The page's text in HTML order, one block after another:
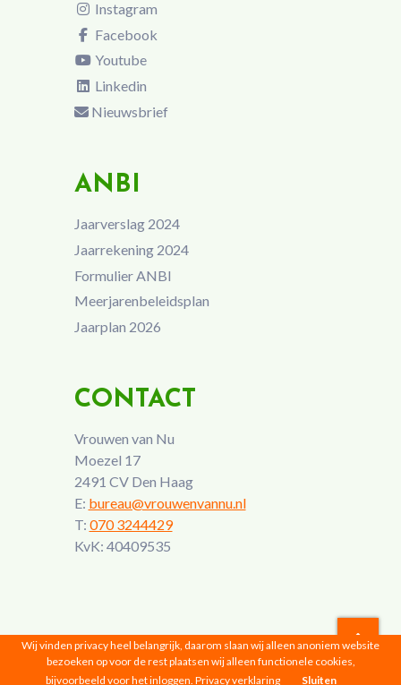
Instagram
Facebook
Youtube
Linkedin
Nieuwsbrief
ANBI
Jaarverslag 2024
Jaarrekening 2024
Formulier ANBI
Meerjarenbeleidsplan
Jaarplan 2026
CONTACT
Vrouwen van Nu
Moezel 17
2491 CV Den Haag
E: bureau@vrouwenvannu.nl
T: 070 3244429
KvK: 40409535
Vrouwen van Nu © 2026 |Privacyverklaring
Wij vinden privacy heel belangrijk, daarom slaan wij alleen anoniem website
bezoeken op voor de rest plaatsen wij alleen functionele cookies,
bijvoorbeeld voor het inloggen. Privacy verklaring Sluiten